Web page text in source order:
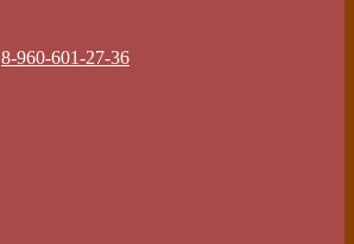
8-960-601-27-36